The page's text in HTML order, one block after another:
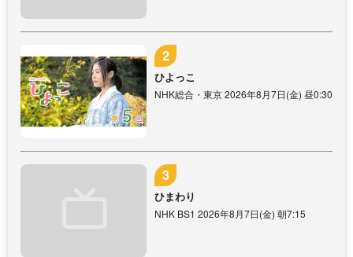
ひよっこ
NHK総合・東京 2026年8月7日(金) 昼0:30
ひまわり
NHK BS1 2026年8月7日(金) 朝7:15